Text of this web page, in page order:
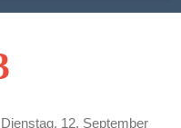
12. September